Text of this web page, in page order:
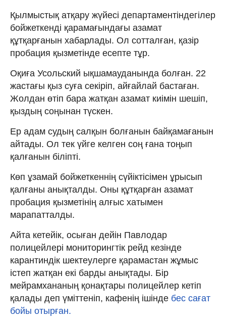
Қылмыстық атқару жүйесі департаментіндегілер
бойжеткенді қарамағындағы азамат
құтқарғанын хабарлады. Ол сотталған, қазір
пробация қызметінде есепте тұр.
Оқиға Усольский ықшамауданында болған. 22
жастағы қыз суға секіріп, айғайлай бастаған.
Жолдан өтіп бара жатқан азамат киімін шешіп,
қыздың соңынан түскен.
Ер адам судың салқын болғанын байқамағанын
айтады. Ол тек үйге келген соң ғана тоңып
қалғанын біліпті.
Көп ұзамай бойжеткеннің сүйіктісімен ұрысып
қалғаны анықталды. Оны құтқарған азамат
пробация қызметінің алғыс хатымен
марапатталды.
Айта кетейік, осыған дейін Павлодар
полицейлері мониторингтік рейд кезінде
карантиндік шектеулерге қарамастан жұмыс
істеп жатқан екі барды анықтады. Бір
мейрамхананың қонақтары полицейлер кетіп
қалады деп үміттеніп, кафенің ішінде бес сағат
бойы отырған.